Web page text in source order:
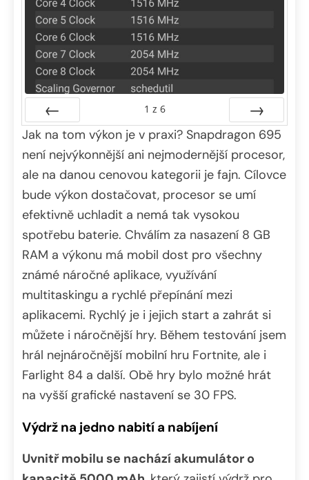
Předchozí
1 z 6
Další
Jak na tom výkon je v praxi? Snapdragon 695
není nejvýkonnější ani nejmodernější procesor,
ale na danou cenovou kategorii je fajn. Cílovce
bude výkon dostačovat, procesor se umí
efektivně uchladit a nemá tak vysokou
spotřebu baterie. Chválím za nasazení 8 GB
RAM a výkonu má mobil dost pro všechny
známé náročné aplikace, využívání
multitaskingu a rychlé přepínání mezi
aplikacemi. Rychlý je i jejich start a zahrát si
můžete i náročnější hry. Během testování jsem
hrál nejnáročnější mobilní hru Fortnite, ale i
Farlight 84 a další. Obě hry bylo možné hrát
na vyšší grafické nastavení se 30 FPS.
Výdrž na jedno nabití a nabíjení
Uvnitř mobilu se nachází akumulátor o